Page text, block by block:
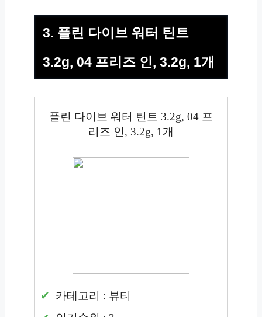
3. 플린 다이브 워터 틴트
3.2g, 04 프리즈 인, 3.2g, 1개
플린 다이브 워터 틴트 3.2g, 04 프
리즈 인, 3.2g, 1개
카테고리 : 뷰티